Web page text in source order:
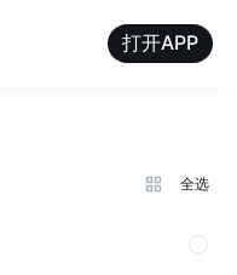
打开APP
全选